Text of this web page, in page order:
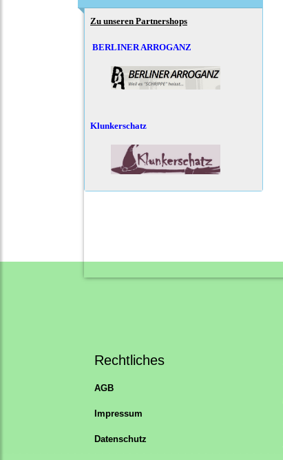
Zu unseren Partnershops
BERLINER ARROGANZ
Klunkerschatz
Rechtliches
AGB
Impressum
Datenschutz